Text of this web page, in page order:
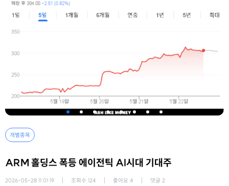
개별종목
ARM 홀딩스 폭등 에이전틱 AI시대 기대주
2026-05-28 11:01:19 조회수 124 좋아요 4 댓글 2